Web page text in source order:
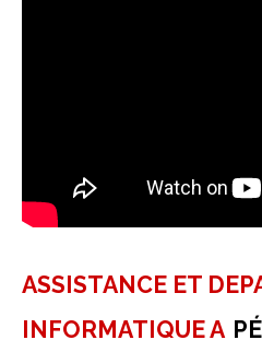
ASSISTANCE ET
INFORMATIQUE A